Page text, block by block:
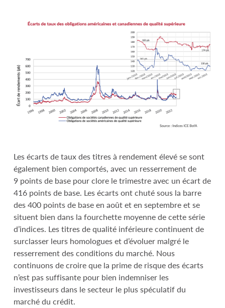
Les écarts de taux des titres à rendement élevé se sont
également bien comportés, avec un resserrement de
9 points de base pour clore le trimestre avec un écart de
416 points de base. Les écarts ont chuté sous la barre
des 400 points de base en août et en septembre et se
situent bien dans la fourchette moyenne de cette série
d’indices. Les titres de qualité inférieure continuent de
surclasser leurs homologues et d’évoluer malgré le
resserrement des conditions du marché. Nous
continuons de croire que la prime de risque des écarts
n’est pas suffisante pour bien indemniser les
investisseurs dans le secteur le plus spéculatif du
marché du crédit.